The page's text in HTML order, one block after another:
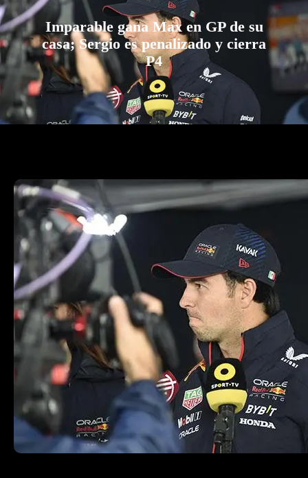
Imparable gana Max en GP de su
casa; Sergio es penalizado y cierra
P4